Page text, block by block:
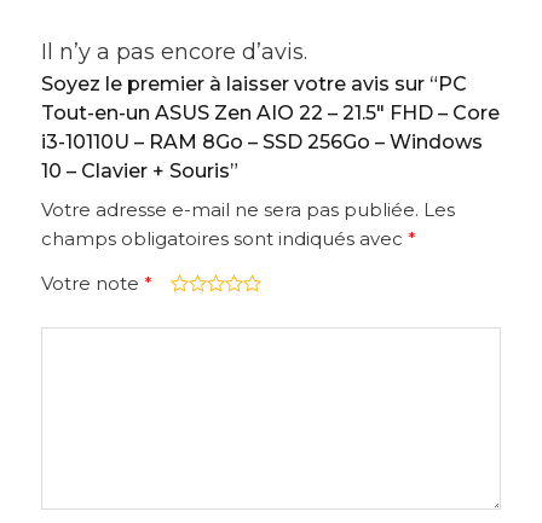
Il n’y a pas encore d’avis.
Soyez le premier à laisser votre avis sur “PC
Tout-en-un ASUS Zen AIO 22 – 21.5″ FHD – Core
i3-10110U – RAM 8Go – SSD 256Go – Windows
10 – Clavier + Souris”
Votre adresse e-mail ne sera pas publiée. Les
champs obligatoires sont indiqués avec *
Votre note *